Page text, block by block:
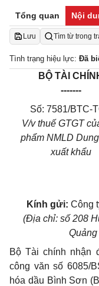
Tổng quan Nội
Lưu Tìm từ trong
Tình trạng hiệu lực: Đã
BỘ TÀI
-------
Số: 7581/BTC-
V/v thuế GTGT
phẩm NMLD
xuất khẩu
Kính gửi: Công
(Địa chỉ: số 208
Bộ Tài chính nhận
công văn số 6085/
hóa dầu Bình Sơn